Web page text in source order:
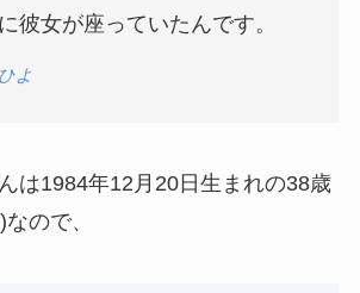
彼女が座っていたんです。
よ
は1984年12月20日生まれの38歳
ので、